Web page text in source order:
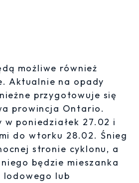
możliwe również
Aktualnie na opady
przygotowuje się
prowincja Ontario.
w poniedziałek 27.02 i
do wtorku 28.02. Śnieg
stronie cyklonu, a
będzie mieszanka
lodowego lub